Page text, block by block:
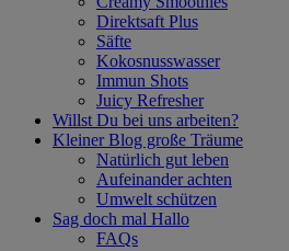
Direktsaft Plus
Säfte
Kokosnusswasser
Immun Shots
Juicy Refresher
Willst Du bei uns arbeiten?
Kleiner Blog große Träume
Natürlich gut leben
Aufeinander achten
Umwelt schützen
Sag doch mal Hallo
FAQs